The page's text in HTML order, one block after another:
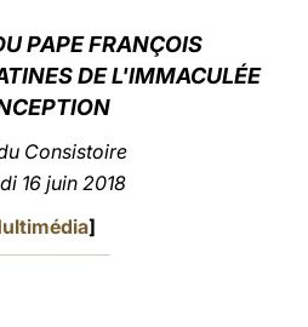
PAPE FRANÇOIS
DE L'IMMACULÉE
Consistoire
16 juin 2018
]